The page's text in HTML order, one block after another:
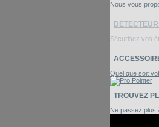
Nous vous
Sécurisez vos
Quel que soit
TROUVEZ
Ne passez plus